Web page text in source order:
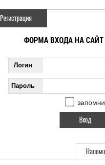
Регистрация
ФОРМА ВХОДА НА САЙТ
Логин
Пароль